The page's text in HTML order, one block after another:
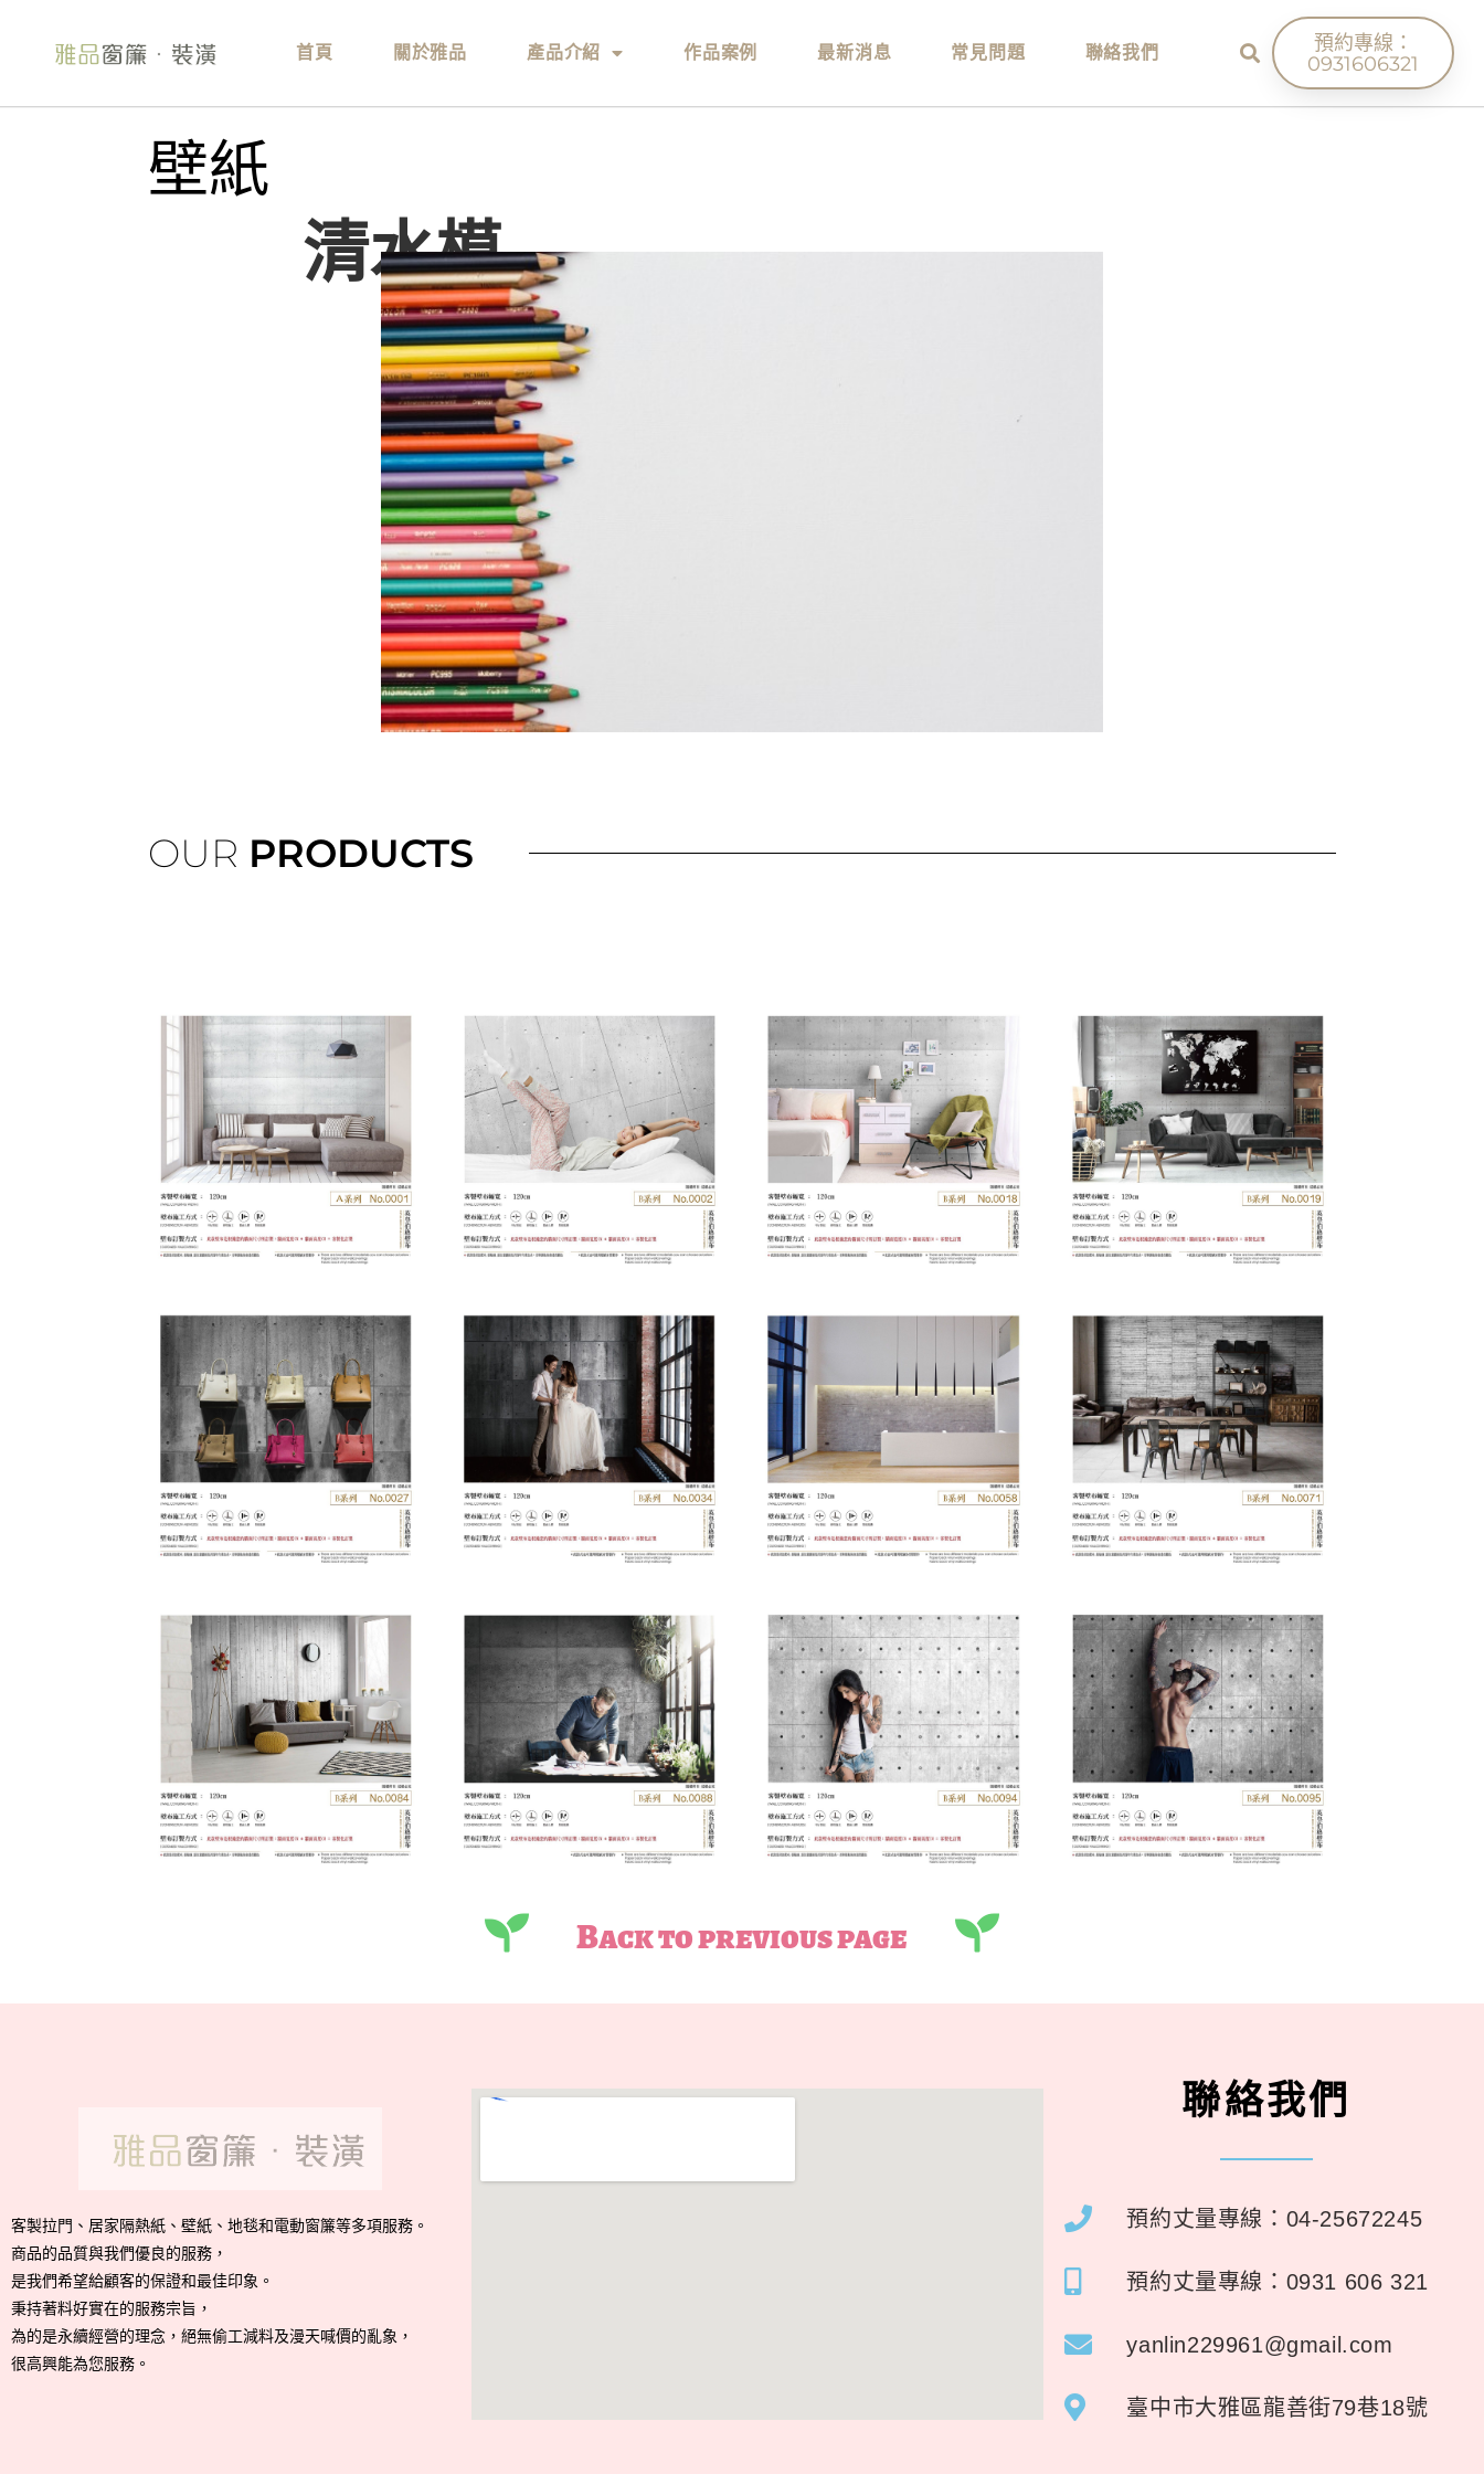
首頁 關於雅品 產品介紹 作品案例 最新消息 常見問題 聯絡我們
預約專線：
0931606321
壁紙
清水模
OUR PRODUCTS
Back to previous page
客製拉門、居家隔熱紙、壁紙、地毯和電動窗簾等多項服務。
商品的品質與我們優良的服務，
是我們希望給顧客的保證和最佳印象。
秉持著料好實在的服務宗旨，
為的是永續經營的理念，絕無偷工減料及漫天喊價的亂象，
很高興能為您服務。
聯絡我們
預約丈量專線：04-25672245
預約丈量專線：0931 606 321
yanlin229961@gmail.com
臺中市大雅區龍善街79巷18號